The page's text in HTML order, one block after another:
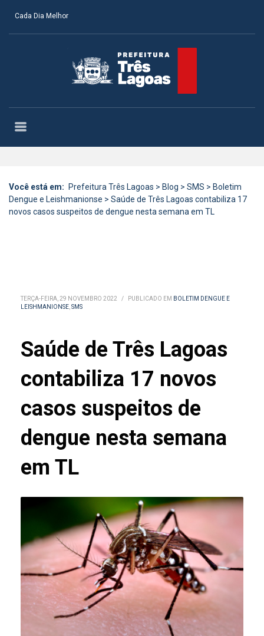
Cada Dia Melhor
Você está em: Prefeitura Três Lagoas > Blog > SMS > Boletim
Dengue e Leishmanionse > Saúde de Três Lagoas contabiliza 17
novos casos suspeitos de dengue nesta semana em TL
TERÇA-FEIRA, 29 NOVEMBRO 2022 / PUBLICADO EM BOLETIM DENGUE E
LEISHMANIONSE,SMS
Saúde de Três Lagoas
contabiliza 17 novos
casos suspeitos de
dengue nesta semana
em TL